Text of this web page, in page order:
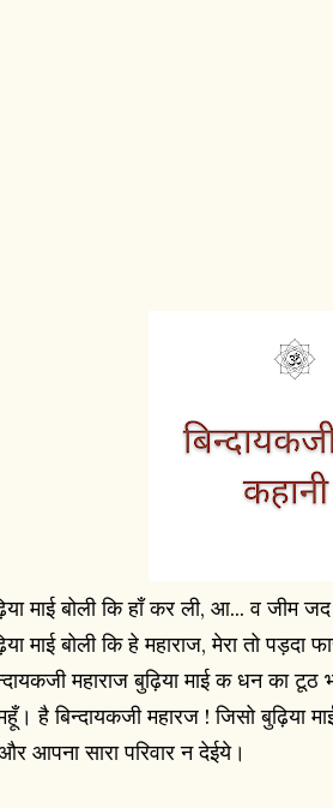
माई बोली कि हाँ कर ली, आ... व जीम
माई बोली कि हे महाराज, मेरा तो
महाराज बुढ़िया माई क धन का टूठ
है बिन्दायकजी महारज ! जिसो बुढ़िया
आपना सारा परिवार न देईये।